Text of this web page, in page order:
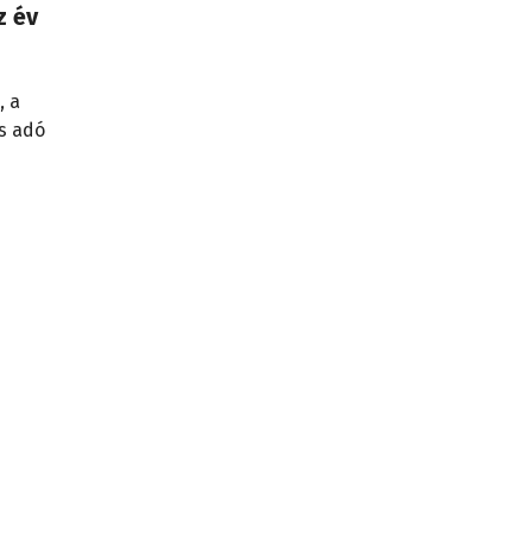
év
a
adó